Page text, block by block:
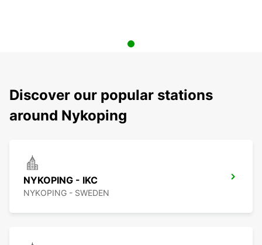
Discover our popular stations
around Nykoping
NYKOPING - IKC
NYKOPING - SWEDEN